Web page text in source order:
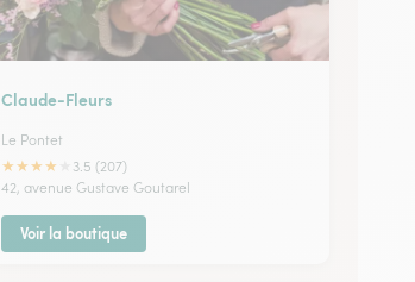
Claude-Fleurs
Le Pontet
★★★★
3.5 (207)
42, avenue Gustave Goutarel
Voir la boutique